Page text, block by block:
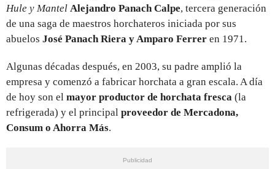
Hule y Mantel Alejandro Panach Calpe, tercera generación
de una saga de maestros horchateros iniciada por sus
abuelos José Panach Riera y Amparo Ferrer en 1971.
Algunas décadas después, en 2003, su padre amplió la
empresa y comenzó a fabricar horchata a gran escala. A día
de hoy son el mayor productor de horchata fresca (la
refrigerada) y el principal proveedor de Mercadona,
Consum o Ahorra Más.